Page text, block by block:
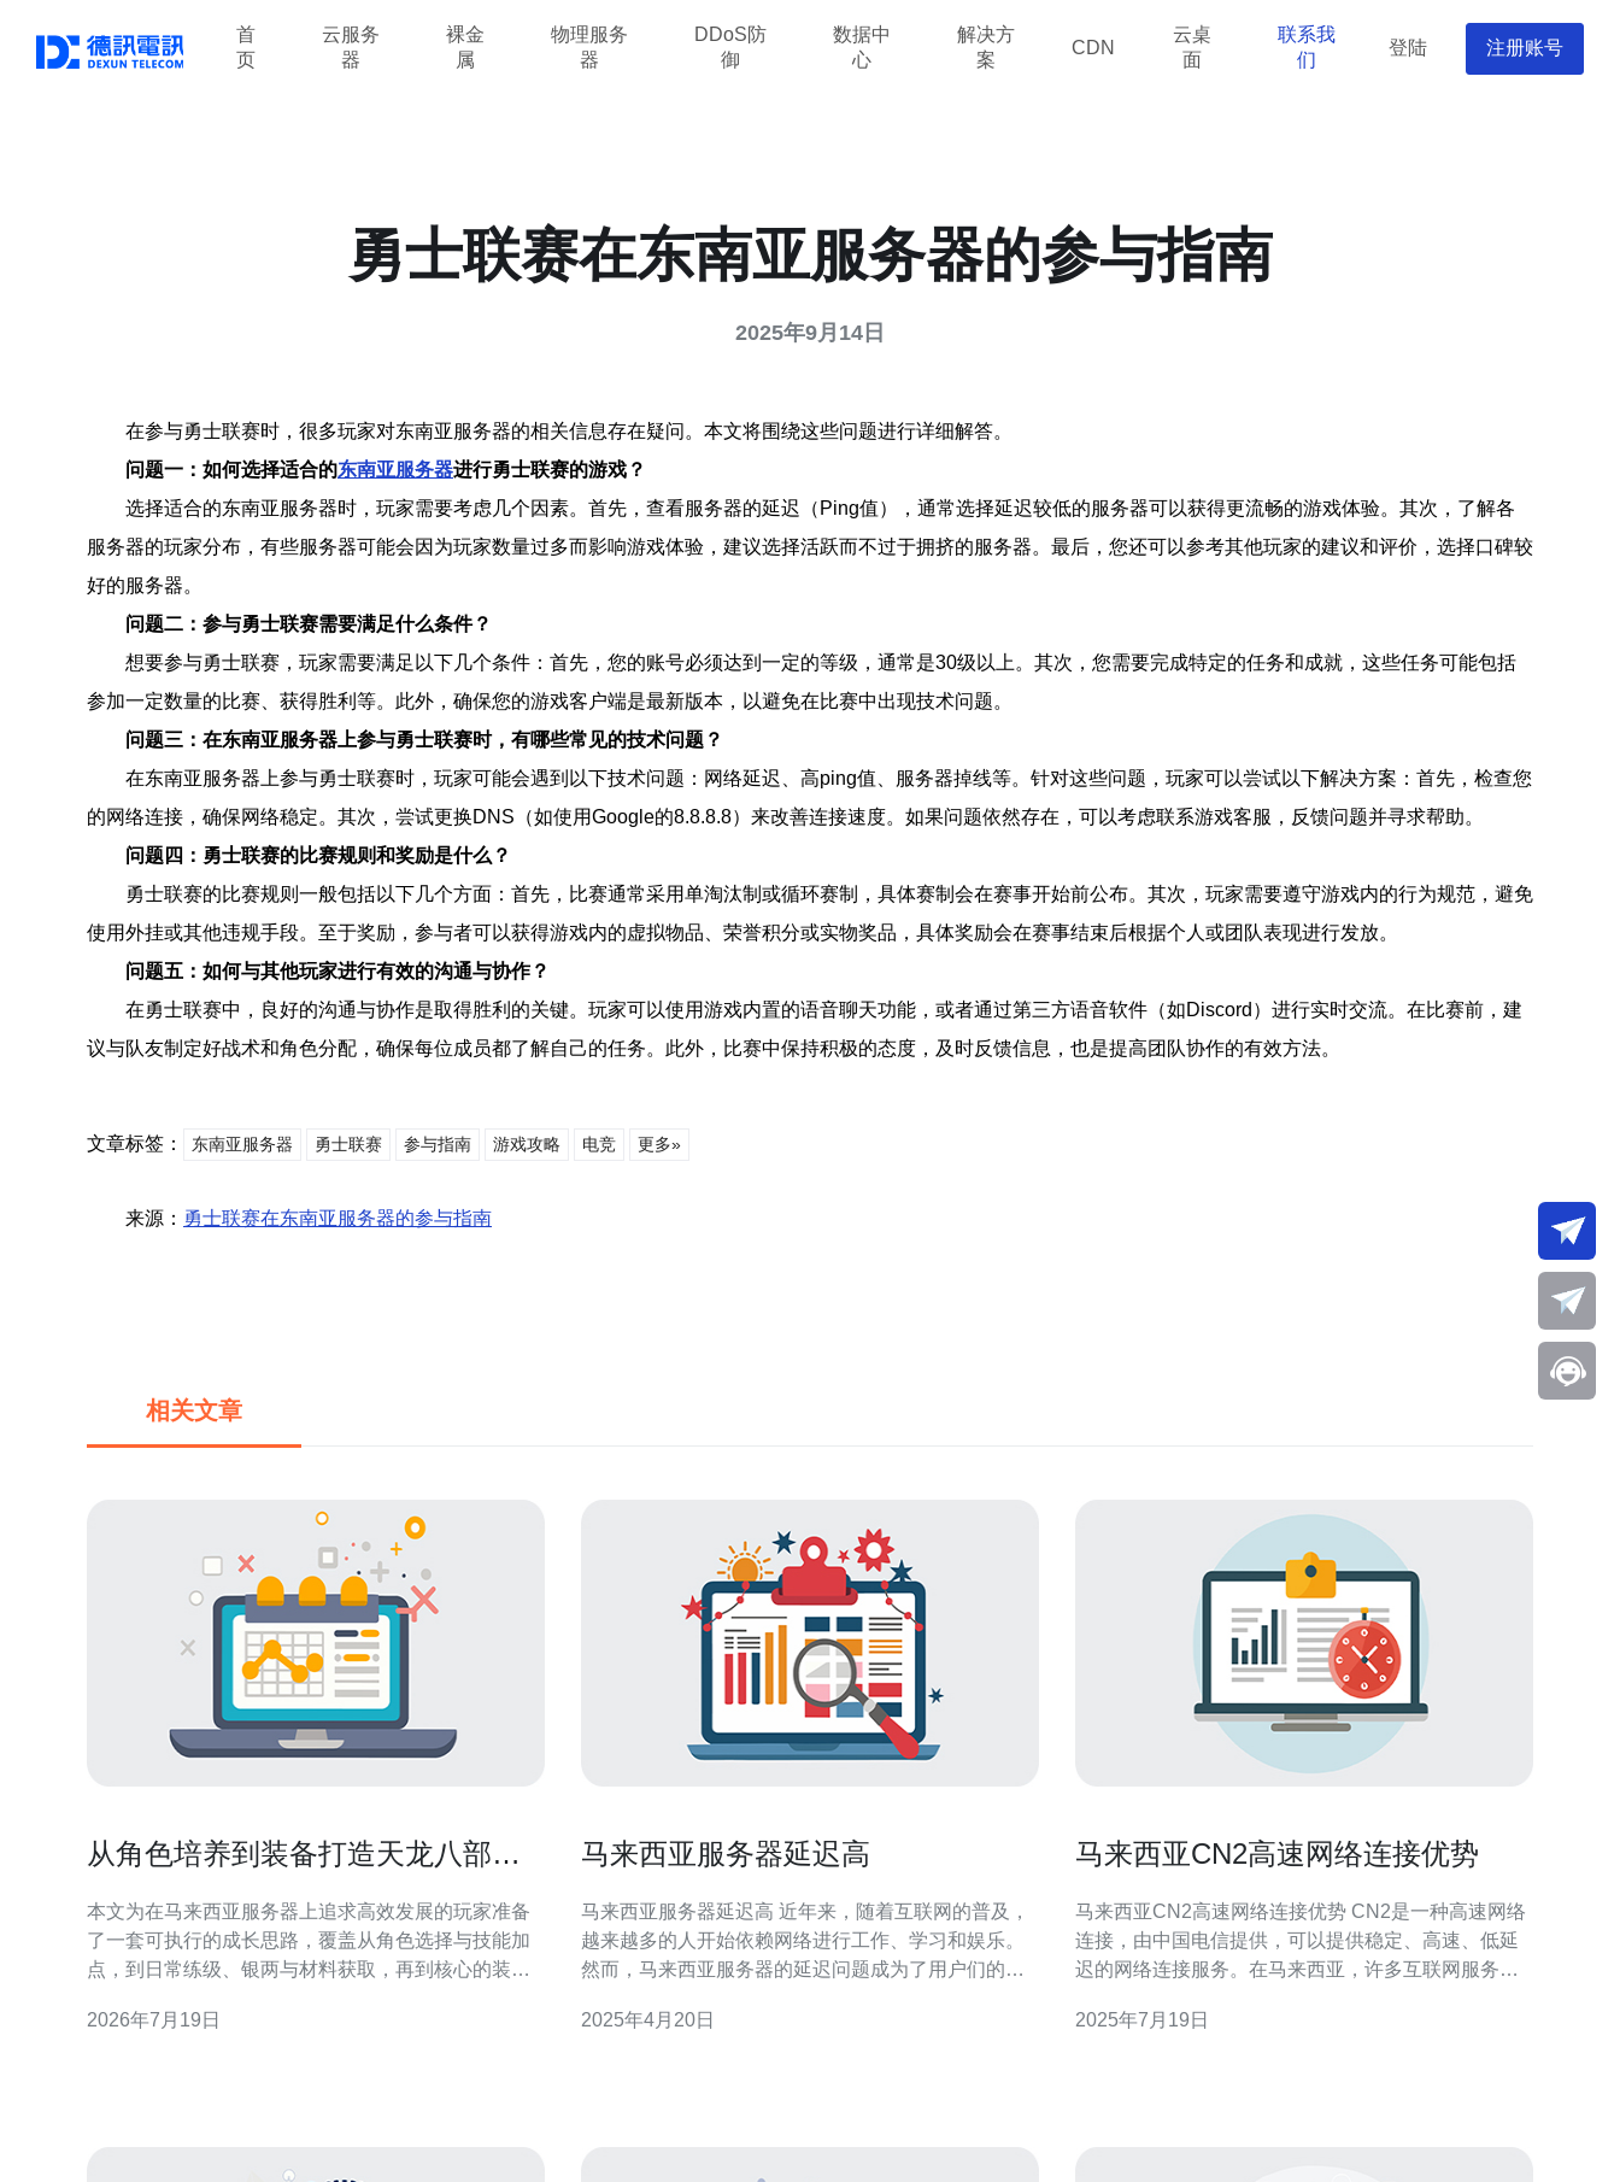
首
页
云服务
器
裸金
属
物理服务
器
DDoS防
御
数据中
心
解决方
案
CDN
云桌
面
联系我
们
登陆 注册账号
勇士联赛在东南亚服务器的参与指南
2025年9月14日
在参与勇士联赛时，很多玩家对东南亚服务器的相关信息存在疑问。本文将围绕这些问题进行详细解答。
问题一：如何选择适合的东南亚服务器进行勇士联赛的游戏？
选择适合的东南亚服务器时，玩家需要考虑几个因素。首先，查看服务器的延迟（Ping值），通常选择延迟较低的服务器可以获得更流畅的游戏体验。其次，了解各
服务器的玩家分布，有些服务器可能会因为玩家数量过多而影响游戏体验，建议选择活跃而不过于拥挤的服务器。最后，您还可以参考其他玩家的建议和评价，选择口碑较
好的服务器。
问题二：参与勇士联赛需要满足什么条件？
想要参与勇士联赛，玩家需要满足以下几个条件：首先，您的账号必须达到一定的等级，通常是30级以上。其次，您需要完成特定的任务和成就，这些任务可能包括
参加一定数量的比赛、获得胜利等。此外，确保您的游戏客户端是最新版本，以避免在比赛中出现技术问题。
问题三：在东南亚服务器上参与勇士联赛时，有哪些常见的技术问题？
在东南亚服务器上参与勇士联赛时，玩家可能会遇到以下技术问题：网络延迟、高ping值、服务器掉线等。针对这些问题，玩家可以尝试以下解决方案：首先，检查您
的网络连接，确保网络稳定。其次，尝试更换DNS（如使用Google的8.8.8.8）来改善连接速度。如果问题依然存在，可以考虑联系游戏客服，反馈问题并寻求帮助。
问题四：勇士联赛的比赛规则和奖励是什么？
勇士联赛的比赛规则一般包括以下几个方面：首先，比赛通常采用单淘汰制或循环赛制，具体赛制会在赛事开始前公布。其次，玩家需要遵守游戏内的行为规范，避免
使用外挂或其他违规手段。至于奖励，参与者可以获得游戏内的虚拟物品、荣誉积分或实物奖品，具体奖励会在赛事结束后根据个人或团队表现进行发放。
问题五：如何与其他玩家进行有效的沟通与协作？
在勇士联赛中，良好的沟通与协作是取得胜利的关键。玩家可以使用游戏内置的语音聊天功能，或者通过第三方语音软件（如Discord）进行实时交流。在比赛前，建
议与队友制定好战术和角色分配，确保每位成员都了解自己的任务。此外，比赛中保持积极的态度，及时反馈信息，也是提高团队协作的有效方法。
文章标签： 东南亚服务器 勇士联赛 参与指南 游戏攻略 电竞 更多»
来源： 勇士联赛在东南亚服务器的参与指南
相关文章
从角色培养到装备打造天龙八部马
本文为在马来西亚服务器上追求高效发展的玩家准备
了一套可执行的成长思路，覆盖从角色选择与技能加
点，到日常练级、银两与材料获取，再到核心的装备
帮助你在不同阶段明晰优先级并减少不必要的浪费。
2026年7月19日
马来西亚服务器延迟高
马来西亚服务器延迟高 近年来，随着互联网的普及，
越来越多的人开始依赖网络进行工作、学习和娱乐。
然而，马来西亚服务器的延迟问题成为了用户们的困
用户的影响。 马来西亚服务器延迟高的主要原因之一
2025年4月20日
马来西亚CN2高速网络连接优势
马来西亚CN2高速网络连接优势 CN2是一种高速网络
连接，由中国电信提供，可以提供稳定、高速、低延
迟的网络连接服务。在马来西亚，许多互联网服务提
西亚的CN2高速网络连接具有许多优势，包括： 稳定
2025年7月19日